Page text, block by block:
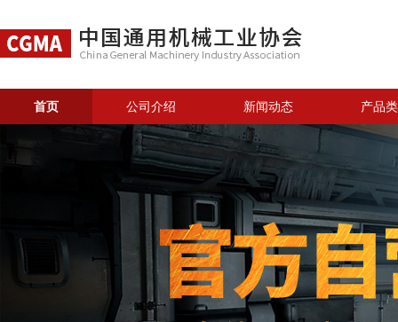
首页 公司介绍 新闻动态 产品